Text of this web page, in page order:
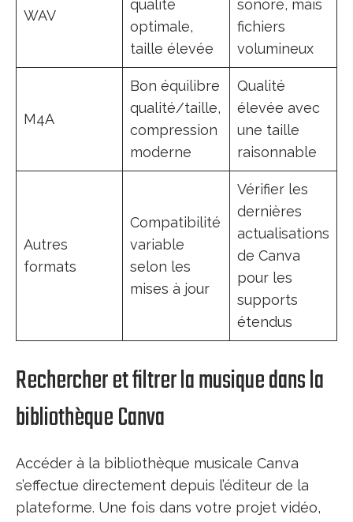
WAV
qualité
optimale,
taille élevée
sonore, mais
fichiers
volumineux
M4A
Bon équilibre
qualité/taille,
compression
moderne
Qualité
élevée avec
une taille
raisonnable
Autres
formats
Compatibilité
variable
selon les
mises à jour
Vérifier les
dernières
actualisations
de Canva
pour les
supports
étendus
Rechercher et filtrer la musique dans la
bibliothèque Canva
Accéder à la bibliothèque musicale Canva
s’effectue directement depuis l’éditeur de la
plateforme. Une fois dans votre projet vidéo,